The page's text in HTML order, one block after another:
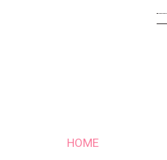
HOME